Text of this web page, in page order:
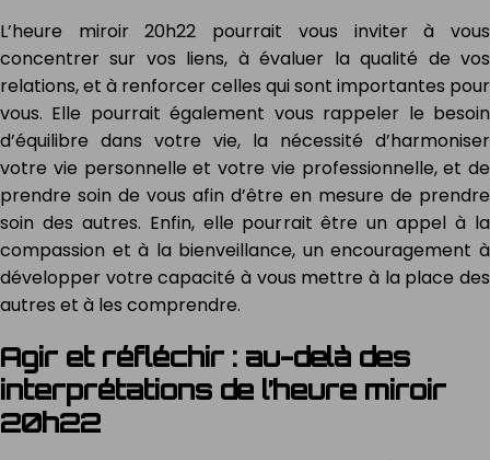
L’heure miroir 20h22 pourrait vous inviter à vous
concentrer sur vos liens, à évaluer la qualité de vos
relations, et à renforcer celles qui sont importantes pour
vous. Elle pourrait également vous rappeler le besoin
d’équilibre dans votre vie, la nécessité d’harmoniser
votre vie personnelle et votre vie professionnelle, et de
prendre soin de vous afin d’être en mesure de prendre
soin des autres. Enfin, elle pourrait être un appel à la
compassion et à la bienveillance, un encouragement à
développer votre capacité à vous mettre à la place des
autres et à les comprendre.
Agir et réfléchir : au-delà des
interprétations de l’heure miroir
20h22